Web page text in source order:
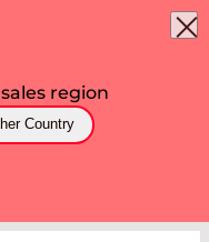
region
Country